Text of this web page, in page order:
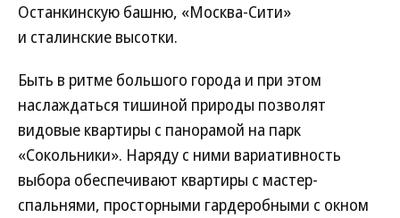
Останкинскую башню, «Москва-Сити»
и сталинские высотки.
Быть в ритме большого города и при этом
наслаждаться тишиной природы позволят
видовые квартиры с панорамой на парк
«Сокольники». Наряду с ними вариативность
выбора обеспечивают квартиры с мастер-
спальнями, просторными гардеробными с окном